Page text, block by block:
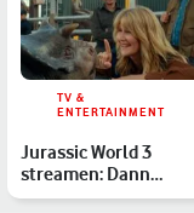
TV &
ENTERTAINMENT
Jurassic World 3
streamen: Dann
trampeln die Dinos